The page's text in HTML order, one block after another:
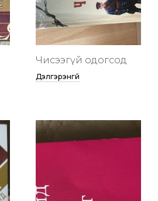
Чисээгүй одогсод
Дэлгэрэнгүй